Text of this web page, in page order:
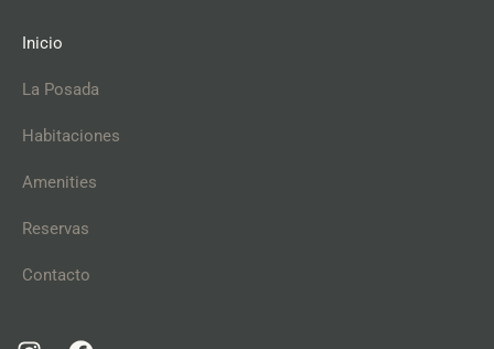
Inicio
La Posada
Habitaciones
Amenities
Reservas
Contacto